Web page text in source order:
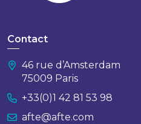
Contact
46 rue d’Amsterdam
75009 Paris
+33(0)1 42 81 53 98
afte@afte.com